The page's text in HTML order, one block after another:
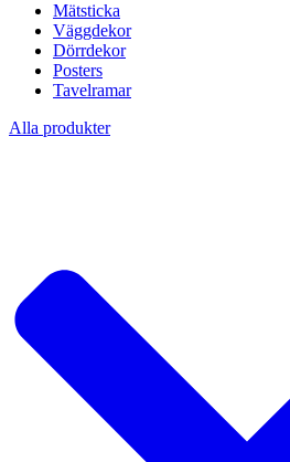
Mätsticka
Väggdekor
Dörrdekor
Posters
Tavelramar
Alla produkter